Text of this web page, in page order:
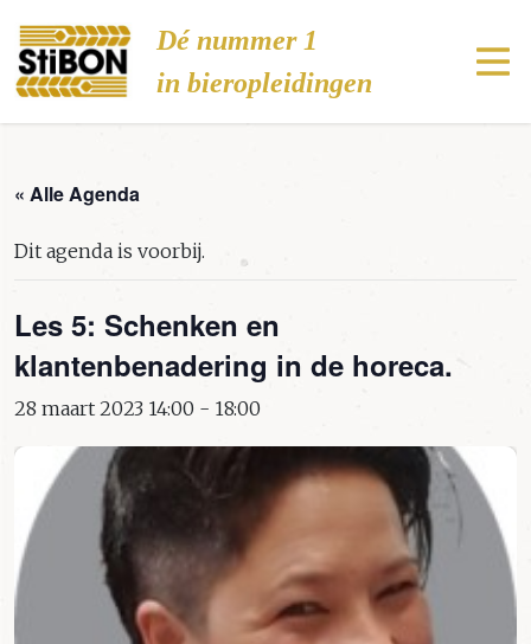
Stibon
Dé nummer 1
in bieropleidingen
« Alle Agenda
Dit agenda is voorbij.
Les 5: Schenken en
klantenbenadering in de horeca.
28 maart 2023 14:00 - 18:00